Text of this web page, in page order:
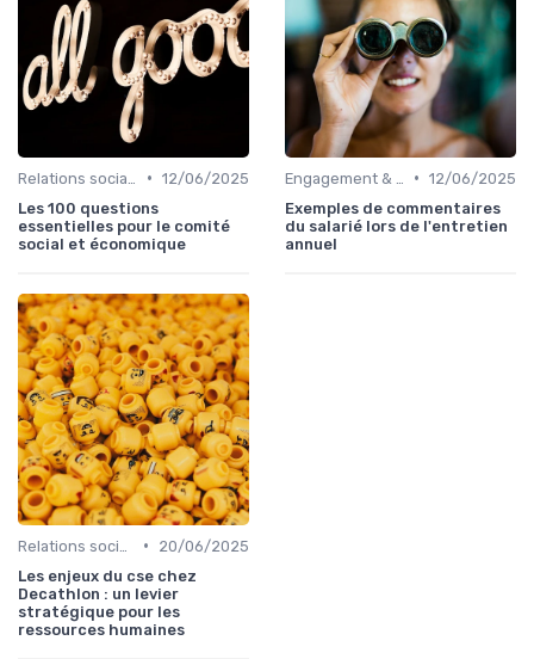
• 12/06/2025
Les 100 questions
essentielles pour le comité
social et économique
• 12/06/2025
Exemples de commentaires
du salarié lors de l'entretien
annuel
•
20/06/2025
Les enjeux du cse chez
Decathlon : un levier
stratégique pour les
ressources humaines